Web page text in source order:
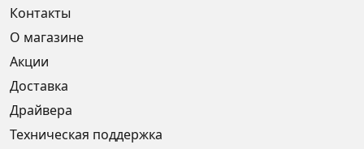
Контакты
О магазине
Акции
Доставка
Драйвера
Техническая поддержка